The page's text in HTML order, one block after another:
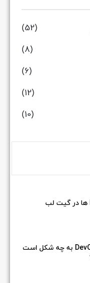
(52)
(8)
(6)
(12)
(10)
عملکرد پلتفرم DevOps به چه شکل است